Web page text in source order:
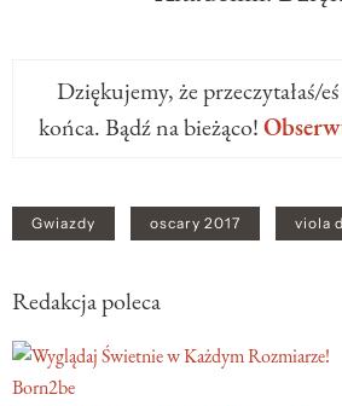
Dziękujemy, że przeczytałaś/
końca. Bądź na bieżąco!
Gwiazdy oscary 2017 viola
Redakcja poleca
Born2be